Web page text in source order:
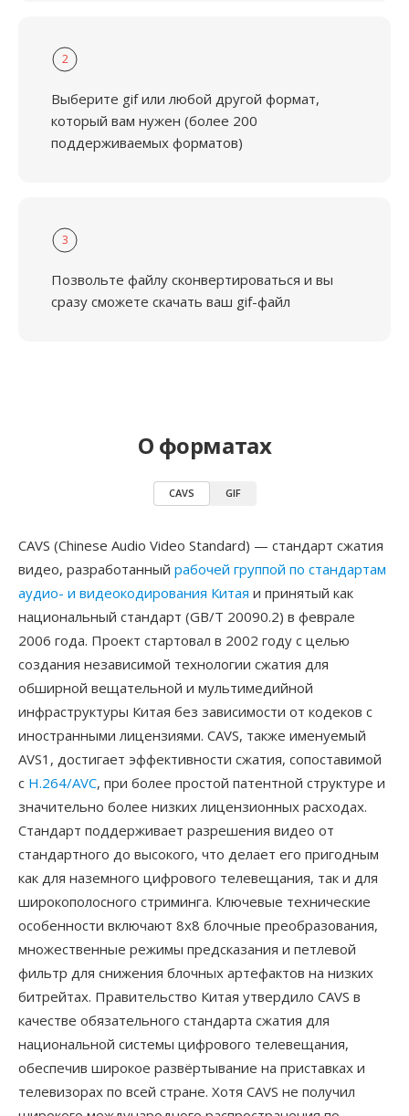
2
Выберите gif или любой другой формат,
который вам нужен (более 200
поддерживаемых форматов)
3
Позвольте файлу сконвертироваться и вы
сразу сможете скачать ваш gif-файл
О форматах
CAVS GIF
CAVS (Chinese Audio Video Standard) — стандарт сжатия
видео, разработанный рабочей группой по стандартам
аудио- и видеокодирования Китая и принятый как
национальный стандарт (GB/T 20090.2) в феврале
2006 года. Проект стартовал в 2002 году с целью
создания независимой технологии сжатия для
обширной вещательной и мультимедийной
инфраструктуры Китая без зависимости от кодеков с
иностранными лицензиями. CAVS, также именуемый
AVS1, достигает эффективности сжатия, сопоставимой
с H.264/AVC, при более простой патентной структуре и
значительно более низких лицензионных расходах.
Стандарт поддерживает разрешения видео от
стандартного до высокого, что делает его пригодным
как для наземного цифрового телевещания, так и для
широкополосного стриминга. Ключевые технические
особенности включают 8x8 блочные преобразования,
множественные режимы предсказания и петлевой
фильтр для снижения блочных артефактов на низких
битрейтах. Правительство Китая утвердило CAVS в
качестве обязательного стандарта сжатия для
национальной системы цифрового телевещания,
обеспечив широкое развёртывание на приставках и
телевизорах по всей стране. Хотя CAVS не получил